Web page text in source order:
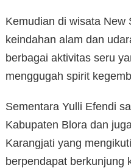
Kemudian di wisata New
keindahan alam dan
berbagai aktivitas seru
menggugah spirit
Sementara Yulli Efendi
Kabupaten Blora dan
Karangjati yang
berpendapat berkunjung